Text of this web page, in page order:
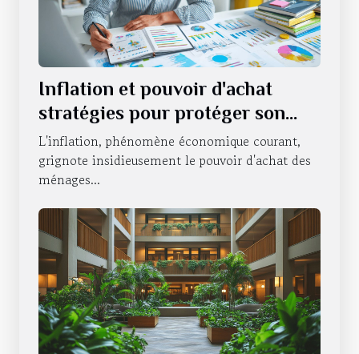
Inflation et pouvoir d'achat
stratégies pour protéger son
portefeuille en période
d'incertitude économique
L'inflation, phénomène économique courant,
grignote insidieusement le pouvoir d'achat des
ménages...